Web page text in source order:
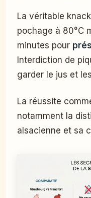
La véritable
pochage à 80°C
minutes pour
Interdiction de
garder le jus et
La réussite
notamment la
alsacienne et sa